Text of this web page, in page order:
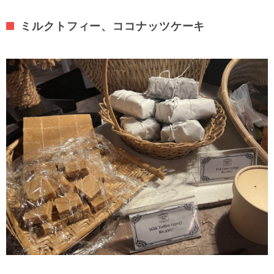
ミルクトフィー、ココナッツケーキ